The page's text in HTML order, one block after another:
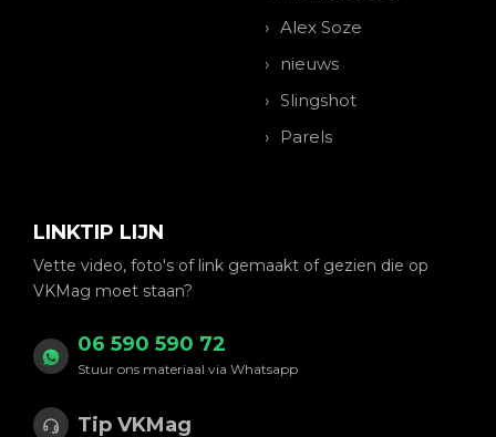
Alex Soze
nieuws
Slingshot
Parels
LINKTIP LIJN
Vette video, foto's of link gemaakt of gezien die op
VKMag moet staan?
06 590 590 72
Stuur ons materiaal via Whatsapp
Tip VKMag